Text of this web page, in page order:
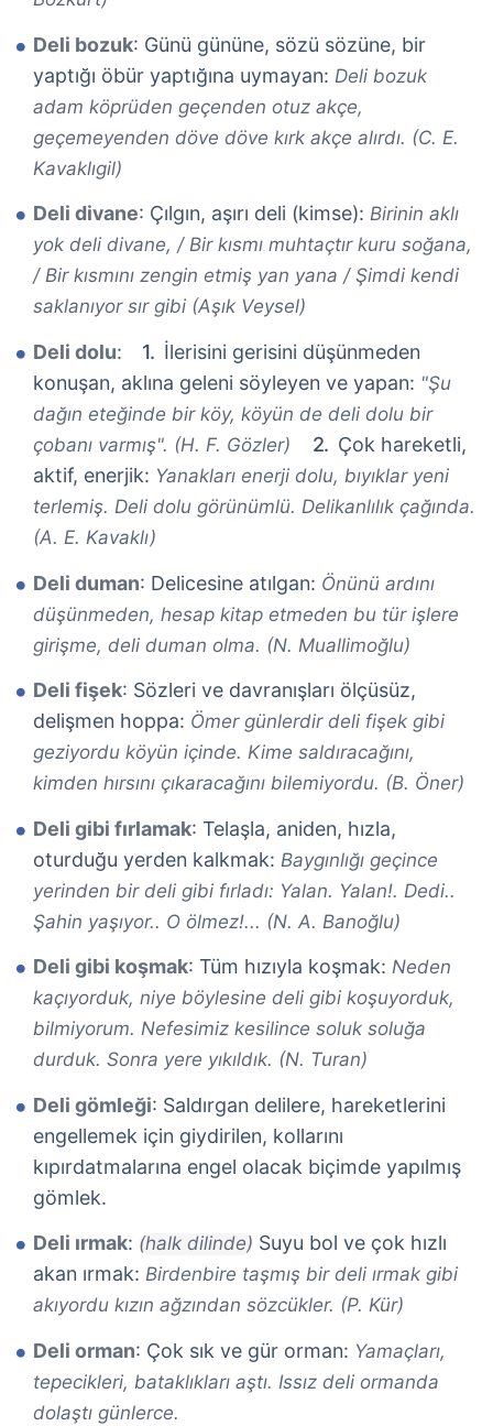
Deli bozuk: Günü gününe, sözü sözüne, bir
yaptığı öbür yaptığına uymayan: Deli bozuk
adam köprüden geçenden otuz akçe,
geçemeyenden döve döve kırk akçe alırdı. (C. E.
Kavaklıgil)
Deli divane: Çılgın, aşırı deli (kimse): Birinin aklı
yok deli divane, / Bir kısmı muhtaçtır kuru soğana,
/ Bir kısmını zengin etmiş yan yana / Şimdi kendi
saklanıyor sır gibi (Aşık Veysel)
Deli dolu:
İlerisini gerisini düşünmeden
konuşan, aklına geleni söyleyen ve yapan: "Şu
dağın eteğinde bir köy, köyün de deli dolu bir
çobanı varmış". (H. F. Gözler)
Çok hareketli,
aktif, enerjik: Yanakları enerji dolu, bıyıklar yeni
terlemiş. Deli dolu görünümlü. Delikanlılık çağında.
(A. E. Kavaklı)
Deli duman: Delicesine atılgan: Önünü ardını
düşünmeden, hesap kitap etmeden bu tür işlere
girişme, deli duman olma. (N. Muallimoğlu)
Deli fişek: Sözleri ve davranışları ölçüsüz,
delişmen hoppa: Ömer günlerdir deli fişek gibi
geziyordu köyün içinde. Kime saldıracağını,
kimden hırsını çıkaracağını bilemiyordu. (B. Öner)
Deli gibi fırlamak: Telaşla, aniden, hızla,
oturduğu yerden kalkmak: Baygınlığı geçince
yerinden bir deli gibi fırladı: Yalan. Yalan!. Dedi..
Şahin yaşıyor.. O ölmez!... (N. A. Banoğlu)
Deli gibi koşmak: Tüm hızıyla koşmak: Neden
kaçıyorduk, niye böylesine deli gibi koşuyorduk,
bilmiyorum. Nefesimiz kesilince soluk soluğa
durduk. Sonra yere yıkıldık. (N. Turan)
Deli gömleği: Saldırgan delilere, hareketlerini
engellemek için giydirilen, kollarını
kıpırdatmalarına engel olacak biçimde yapılmış
gömlek.
Deli ırmak: (halk dilinde) Suyu bol ve çok hızlı
akan ırmak: Birdenbire taşmış bir deli ırmak gibi
akıyordu kızın ağzından sözcükler. (P. Kür)
Deli orman: Çok sık ve gür orman: Yamaçları,
tepecikleri, bataklıkları aştı. Issız deli ormanda
dolaştı günlerce.